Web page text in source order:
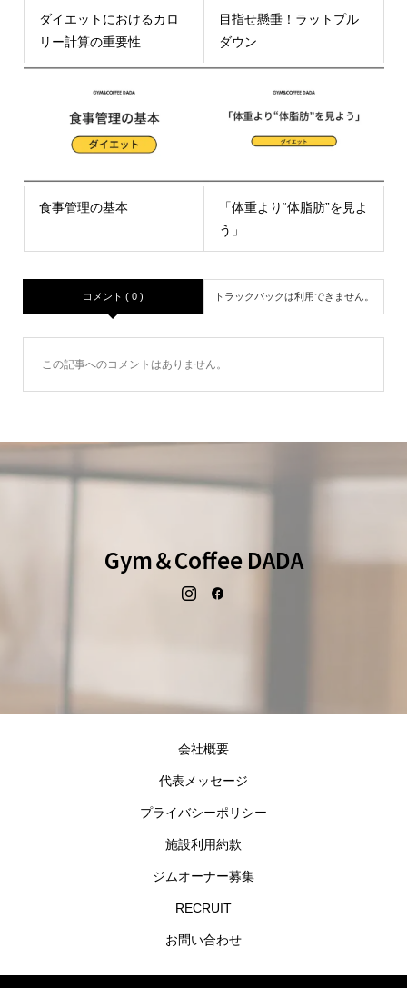
ダイエットにおけるカロ
リー計算の重要性
目指せ懸垂！ラットプル
ダウン
食事管理の基本
「体重より“体脂肪”を見よ
う」
コメント ( 0 ) トラックバックは利用できません。
この記事へのコメントはありません。
Gym＆Coffee DADA
会社概要
代表メッセージ
プライバシーポリシー
施設利用約款
ジムオーナー募集
RECRUIT
お問い合わせ